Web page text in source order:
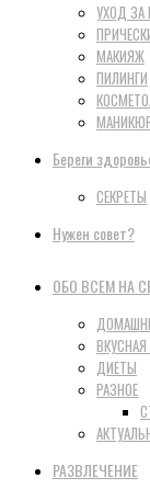
УХОД ЗА
МАКИЯЖ
ПИЛИНГИ
Береги
СЕКРЕТЫ
Нужен совет?
ОБО ВСЕМ НА
ДИЕТЫ
РАЗНОЕ
РАЗВЛЕЧЕНИЕ